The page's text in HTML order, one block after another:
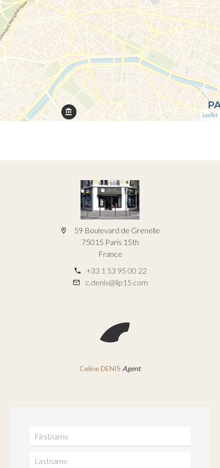
Leaflet
59 Boulevard de Grenelle
75015 Paris 15th
France
+33 1 53 95 00 22
c.denis@lip15.com
Celine DENIS Agent